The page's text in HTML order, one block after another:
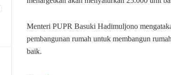
Menteri PUPR Basuki Hadimuljono
pembangunan rumah untuk membangun
baik.